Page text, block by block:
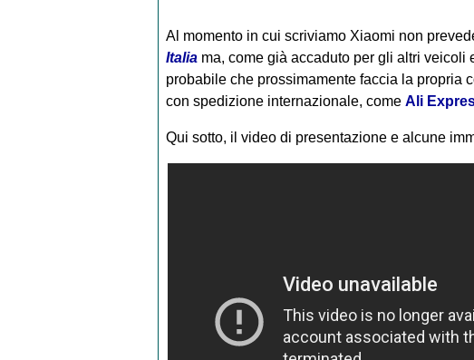
Al momento in cui scriviamo Xiaomi non
Italiama, come già accaduto per gli altri veicoli
probabile che prossimamente faccia la propria
con spedizione internazionale, come Ali
Qui sotto, il video di presentazione e alcune